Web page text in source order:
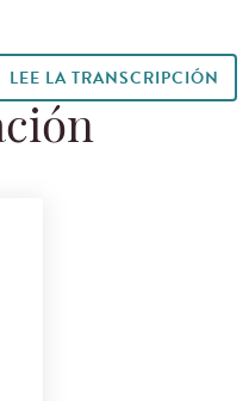
LEE LA TRANSCRIPCIÓN